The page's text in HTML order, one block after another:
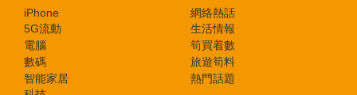
iPhone
5G流動
電腦
數碼
智能家居
網絡熱話
生活情報
筍買着數
旅遊筍料
熱門話題